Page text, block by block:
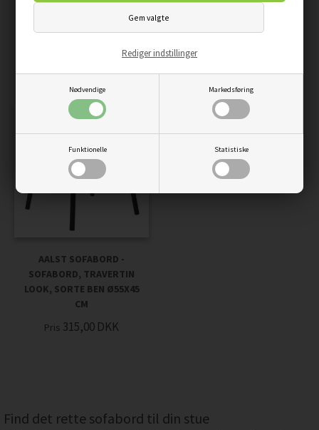
Nødvendige Markedsføring
Funktionelle Statistiske
Rediger indstillinger
VITA SOFABORD - RUNDT
SOFABORD MED SORT
RAMME OG EGETRÆSLOOK
BORDPLADER Ø80X45 CM
Pris1.125,00DKK
VITA SOFABORD RUNDT -
AALST SOFABORD -
SOFABORD, TRAVERTIN
LOOK, SORTE BEN Ø55X45
CM
Pris 315,00 DKK
Find det rette sofabord til din stue